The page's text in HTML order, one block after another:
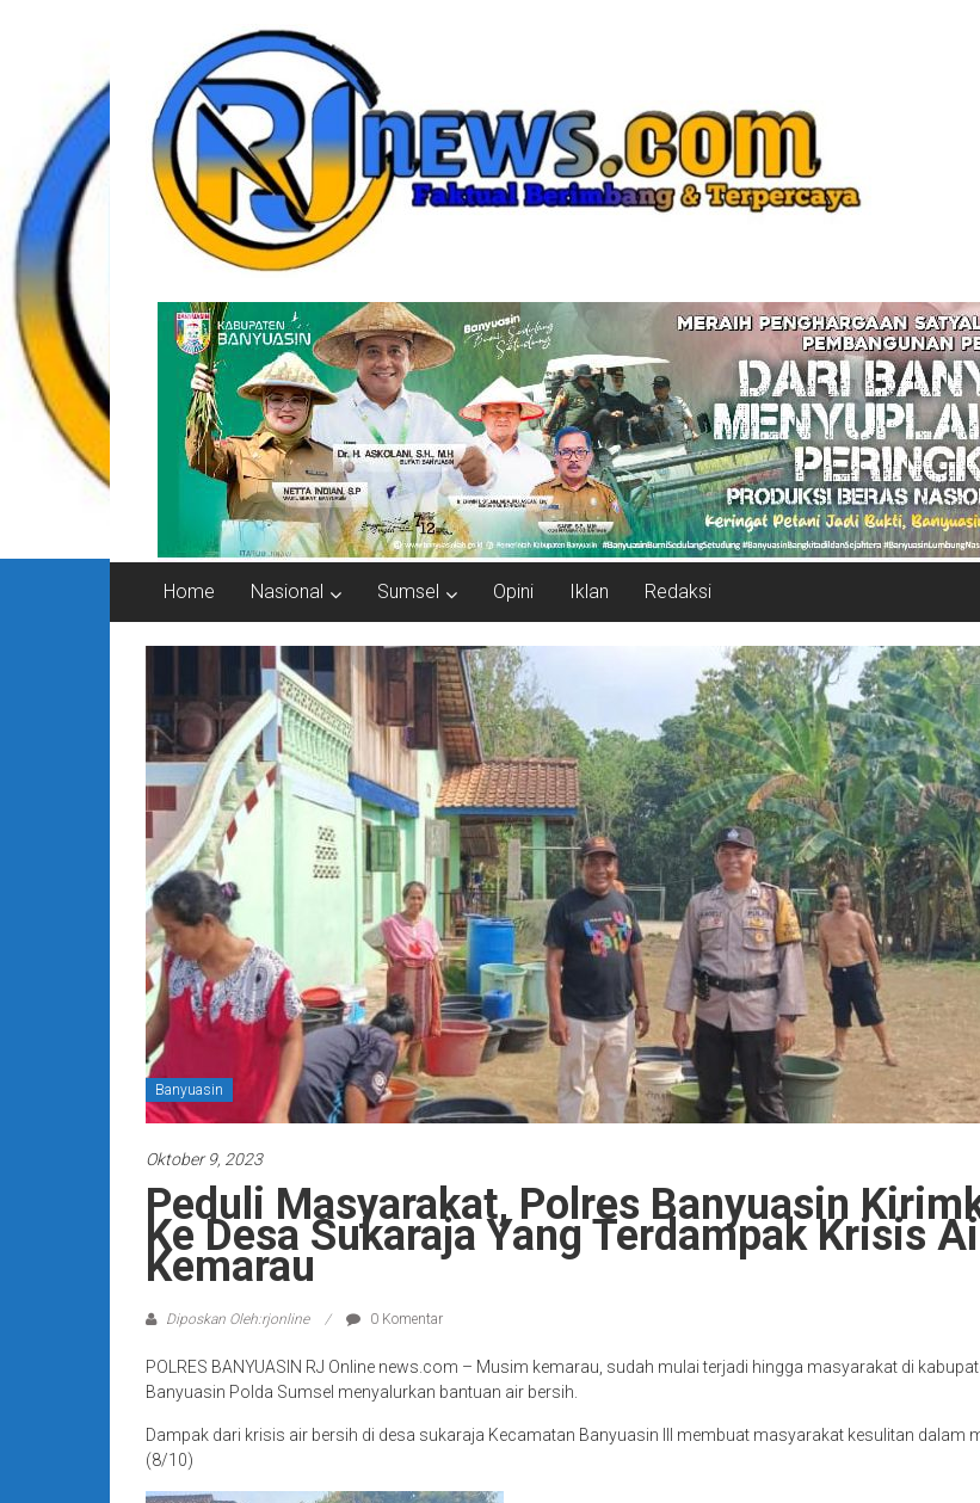
rjonlinenews.com
Faktual
Berimbang
dan
Terpercaya
Home Nasional Sumsel Opini Iklan Redaksi
Banyuasin
Oktober 9, 2023
Peduli Masyarakat, Polres Banyuasin
Ke Desa Sukaraja Yang Terdampak Krisis
Kemarau
Diposkan Oleh:rjonline 0 Komentar
POLRES BANYUASIN RJ Online news.com – Musim kemarau, sudah mulai terjadi hingga masyarakat di
Banyuasin Polda Sumsel menyalurkan bantuan air bersih.
Dampak dari krisis air bersih di desa sukaraja Kecamatan Banyuasin III membuat masyarakat kesulitan dalam
(8/10)